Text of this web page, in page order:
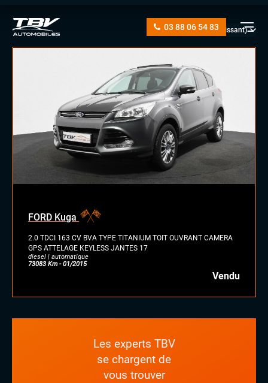
03 88 06 54 83
manuelle
automatique
électrique
GPL
autre
FORD Kuga
2.0 TDCI 163 CV BVA TYPE TITANIUM TOIT OUVRANT CAMERA
GPS ATTELAGE KEYLESS JANTES 17
diesel | automatique
73083 Km - 01/2015
Vendu
Les experts TBV
se chargent de
vous trouver